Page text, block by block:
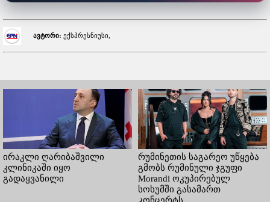
ავტორი: ექსპრესნიუსი,
ირაკლი ღარიბაშვილი
კლინიკაში იყო
გადაყვანილი
რუმინეთის საგარეო უწყება
გმობს რუმინული ჯგუფი
Morandi ოკუპირებულ
სოხუმში გასამართ